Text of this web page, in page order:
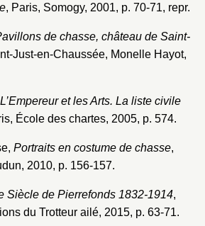
, Paris, Somogy, 2001, p. 70-71, repr.
de chasse, château de Saint-
Just-en-Chaussée, Monelle Hayot,
L’Empereur et les Arts. La liste civile
École des chartes, 2005, p. 574.
Portraits en costume de chasse,
2010, p. 156-157.
Siècle de Pierrefonds 1832-1914,
du Trotteur ailé, 2015, p. 63-71.